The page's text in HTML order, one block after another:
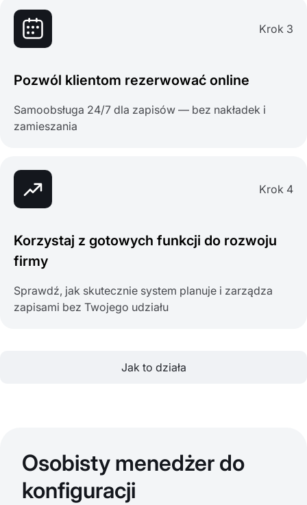
Krok 3
Pozwól klientom rezerwować online
Samoobsługa 24/7 dla zapisów — bez nakładek i
zamieszania
Krok 4
Korzystaj z gotowych funkcji do rozwoju
firmy
Sprawdź, jak skutecznie system planuje i zarządza
zapisami bez Twojego udziału
Jak to działa
Osobisty menedżer do
konfiguracji